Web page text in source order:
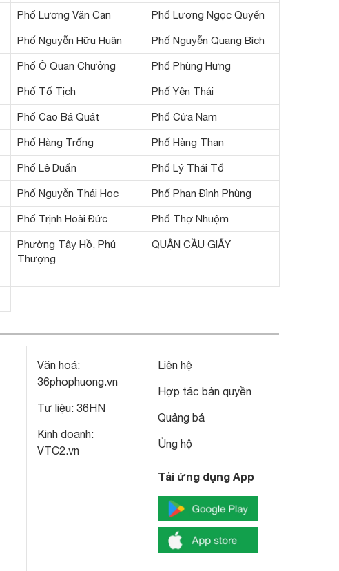
Phố Lương Văn Can Phố Lương Ngọc Quyến
Phố Nguyễn Hữu Huân Phố Nguyễn Quang Bích
Phố Ô Quan Chưởng Phố Phùng Hưng
Phố Tố Tịch Phố Yên Thái
Phố Cao Bá Quát Phố Cửa Nam
Phố Hàng Trống Phố Hàng Than
Phố Lê Duẩn Phố Lý Thái Tổ
Phố Nguyễn Thái Học Phố Phan Đình Phùng
Phố Trịnh Hoài Đức Phố Thợ Nhuộm
Phường Tây Hồ, Phú
Thượng
QUẬN CẦU GIẤY
Văn hoá:
36phophuong.vn
Tư liệu: 36HN
Kinh doanh:
VTC2.vn
Liên hệ
Hợp tác bản quyền
Quảng bá
Ủng hộ
Tải ứng dụng App